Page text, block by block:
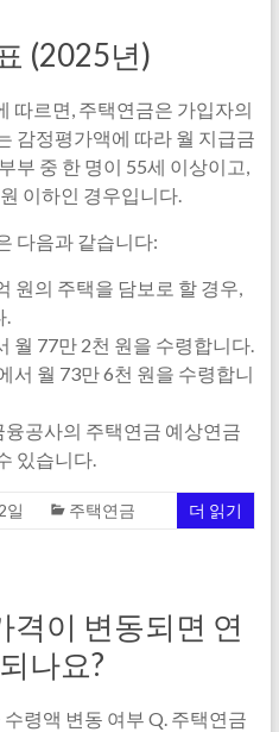
(2025년)
따르면, 주택연금은 가입자의
감정평가액에 따라 월 지급금
부 중 한 명이 55세 이상이고,
이하인 경우입니다.
다음과 같습니다:
원의 주택을 담보로 할 경우,
.
월 77만 2천 원을 수령합니다.
서 월 73만 6천 원을 수령합니
공사의 주택연금 예상연금
있습니다.
일 주택연금 더 읽기
격이 변동되면 연
나요?
령액 변동 여부 Q. 주택연금